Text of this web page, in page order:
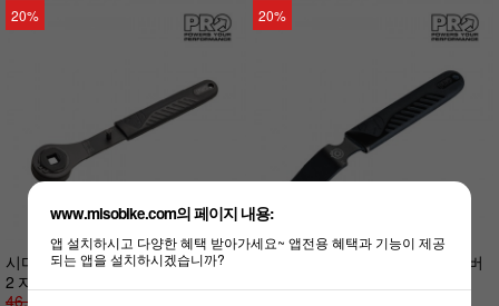
20%
시마노 프로 BB 리무버 할로우테크
2 자전거 공구
46,000원
20%
시마노 프로 브레이크 피스톤 레버
www.misobike.com의 페이지 내용:
앱 설치하시고 다양한 혜택 받아가세요~ 앱전용 혜택과 기능이 제공
되는 앱을 설치하시겠습니까?